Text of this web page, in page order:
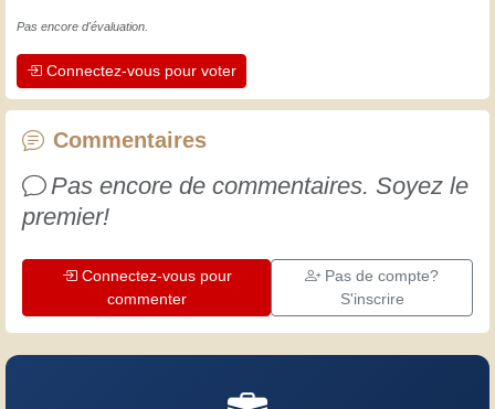
professionnels. Apprenons ensemble ;
chaque jour est une occasion de
progresser. Amusez-vous bien !
Pas encore d'évaluation.
Connectez-vous pour voter
Commentaires
Pas encore de commentaires. Soyez le
premier!
Connectez-vous pour
commenter
Pas de compte?
S'inscrire